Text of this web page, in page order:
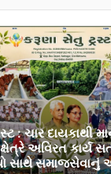
: ચાર દાયકાથી
અવિરત કાર્ય
સાથે સમાજસેવાનું